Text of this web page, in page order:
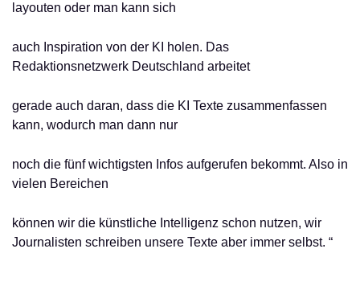
layouten oder man kann sich
auch Inspiration von der KI holen. Das
Redaktionsnetzwerk Deutschland arbeitet
gerade auch daran, dass die KI Texte zusammenfassen
kann, wodurch man dann nur
noch die fünf wichtigsten Infos aufgerufen bekommt. Also in
vielen Bereichen
können wir die künstliche Intelligenz schon nutzen, wir
Journalisten schreiben unsere Texte aber immer selbst. “